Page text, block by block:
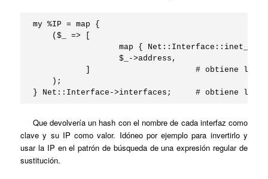
my %IP = map {
    ($_ => [
map {
                  $_->address,
]                      # obtiene las
    );
} Net::Interface->interfaces;     # obtiene las
Que devolvería un hash con el nombre de cada interfaz como
clave y su IP como valor. Idóneo por ejemplo para invertirlo y
usar la IP en el patrón de búsqueda de una expresión regular de
sustitución.